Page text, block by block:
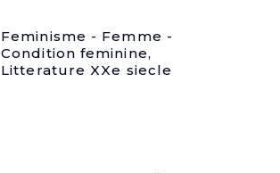
Feminisme - Femme -
Condition feminine,
Litterature XXe siecle